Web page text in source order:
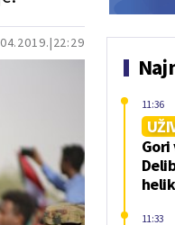
22:29
Gori
11:36
11:33